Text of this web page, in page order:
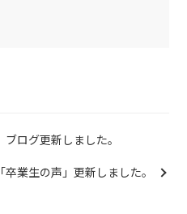
ログ更新しました。
「卒業生の声」更新しました。